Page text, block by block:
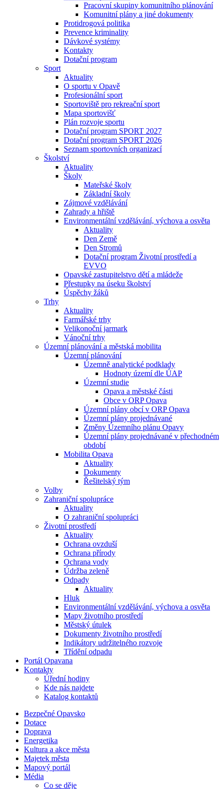
Pracovní skupiny komunitního plánování
Komunitní plány a jiné dokumenty
Protidrogová politika
Prevence kriminality
Dávkové systémy
Kontakty
Dotační program
Sport
Aktuality
O sportu v Opavě
Profesionální sport
Sportoviště pro rekreační sport
Mapa sportovišť
Plán rozvoje sportu
Dotační program SPORT 2027
Dotační program SPORT 2026
Seznam sportovních organizací
Školství
Aktuality
Školy
Mateřské školy
Základní školy
Zájmové vzdělávání
Zahrady a hřiště
Environmentální vzdělávání, výchova a osvěta
Aktuality
Den Země
Den Stromů
Dotační program Životní prostředí a
EVVO
Opavské zastupitelstvo dětí a mládeže
Přestupky na úseku školství
Úspěchy žáků
Trhy
Aktuality
Farmářské trhy
Velikonoční jarmark
Vánoční trhy
Územní plánování a městská mobilita
Územní plánování
Územně analytické podklady
Hodnoty území dle ÚAP
Územní studie
Opava a městské části
Obce v ORP Opava
Územní plány obcí v ORP Opava
Územní plány projednávané
Změny Územního plánu Opavy
Územní plány projednávané v přechodném
období
Mobilita Opava
Aktuality
Dokumenty
Řešitelský tým
Volby
Zahraniční spolupráce
Aktuality
O zahraniční spolupráci
Životní prostředí
Aktuality
Ochrana ovzduší
Ochrana přírody
Ochrana vody
Údržba zeleně
Odpady
Aktuality
Hluk
Environmentální vzdělávání, výchova a osvěta
Mapy životního prostředí
Městský útulek
Dokumenty životního prostředí
Indikátory udržitelného rozvoje
Třídění odpadu
Portál Opavana
Kontakty
Úřední hodiny
Kde nás najdete
Katalog kontaktů
Bezpečné Opavsko
Dotace
Doprava
Energetika
Kultura a akce města
Majetek města
Mapový portál
Média
Co se děje